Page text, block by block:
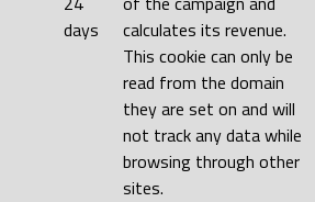
days
calculates its revenue.
This cookie can only be
read from the domain
they are set on and will
not track any data while
browsing through other
sites.